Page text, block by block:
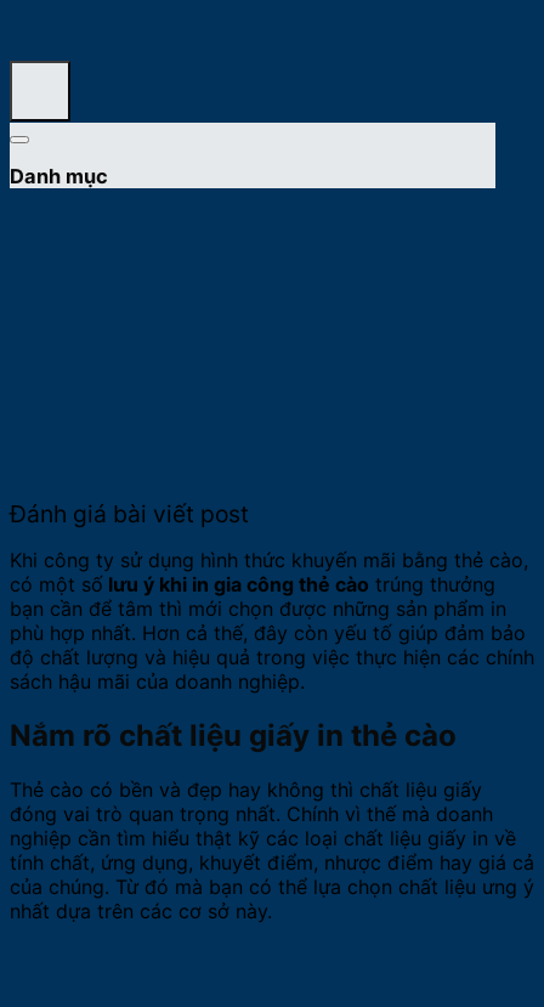
Danh mục
Đánh giá bài viết post
Khi công ty sử dụng hình thức khuyến mãi bằng thẻ cào,
có một số lưu ý khi in gia công thẻ cào trúng thưởng
bạn cần để tâm thì mới chọn được những sản phẩm in
phù hợp nhất. Hơn cả thế, đây còn yếu tố giúp đảm bảo
độ chất lượng và hiệu quả trong việc thực hiện các chính
sách hậu mãi của doanh nghiệp.
Nắm rõ chất liệu giấy in thẻ cào
Thẻ cào có bền và đẹp hay không thì chất liệu giấy
đóng vai trò quan trọng nhất. Chính vì thế mà doanh
nghiệp cần tìm hiểu thật kỹ các loại chất liệu giấy in về
tính chất, ứng dụng, khuyết điểm, nhược điểm hay giá cả
của chúng. Từ đó mà bạn có thể lựa chọn chất liệu ưng ý
nhất dựa trên các cơ sở này.